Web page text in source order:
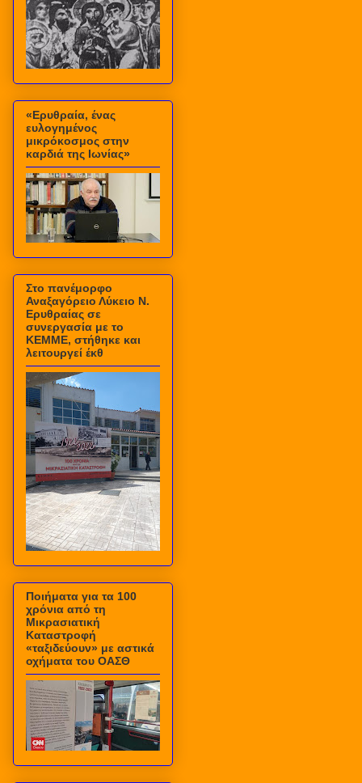
«Ερυθραία, ένας
ευλογημένος
μικρόκοσμος στην
καρδιά της Ιωνίας»
Στο πανέμορφο
Αναξαγόρειο Λύκειο Ν.
Ερυθραίας σε
συνεργασία με το
ΚΕΜΜΕ, στήθηκε και
λειτουργεί έκθ
Ποιήματα για τα 100
χρόνια από τη
Μικρασιατική
Καταστροφή
«ταξιδεύουν» με αστικά
οχήματα του ΟΑΣΘ